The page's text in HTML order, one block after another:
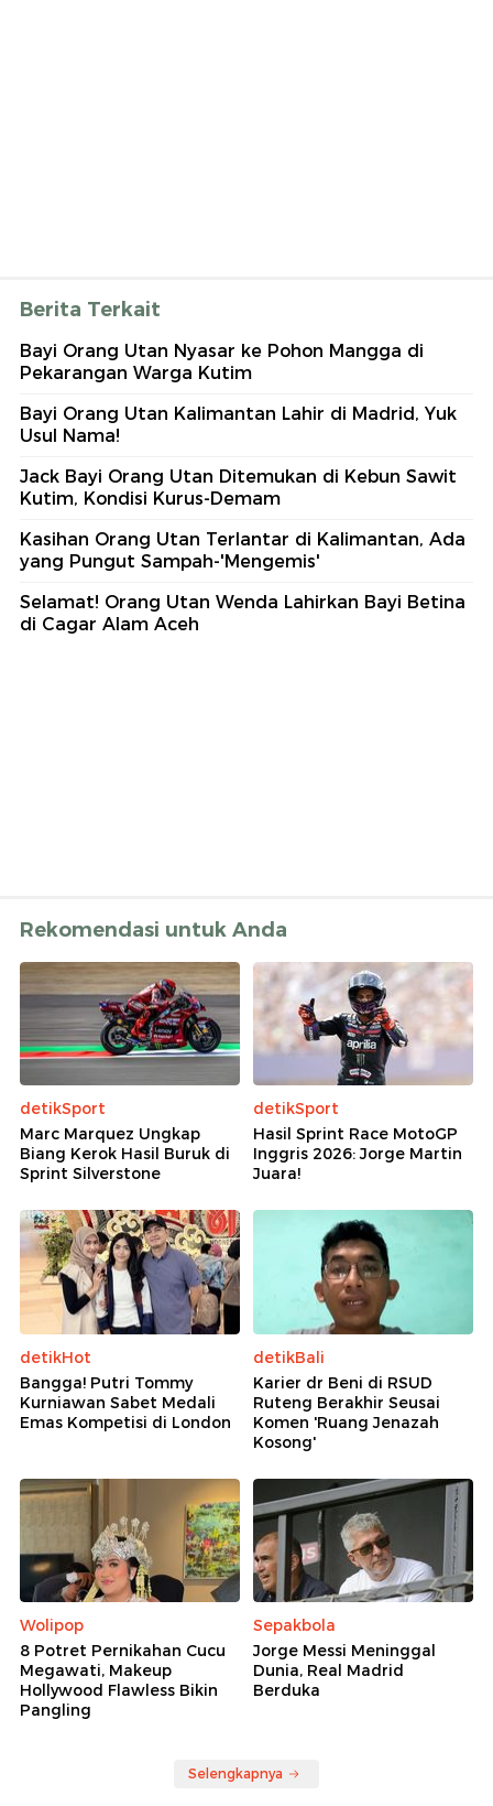
Berita Terkait
Bayi Orang Utan Nyasar ke Pohon Mangga di
Pekarangan Warga Kutim
Bayi Orang Utan Kalimantan Lahir di Madrid, Yuk
Usul Nama!
Jack Bayi Orang Utan Ditemukan di Kebun Sawit
Kutim, Kondisi Kurus-Demam
Kasihan Orang Utan Terlantar di Kalimantan, Ada
yang Pungut Sampah-'Mengemis'
Selamat! Orang Utan Wenda Lahirkan Bayi Betina
di Cagar Alam Aceh
Rekomendasi untuk Anda
detikSport
Marc Marquez Ungkap
Biang Kerok Hasil Buruk di
Sprint Silverstone
detikSport
Hasil Sprint Race MotoGP
Inggris 2026: Jorge Martin
Juara!
detikHot
Bangga! Putri Tommy
Kurniawan Sabet Medali
Emas Kompetisi di London
detikBali
Karier dr Beni di RSUD
Ruteng Berakhir Seusai
Komen 'Ruang Jenazah
Kosong'
Wolipop
8 Potret Pernikahan Cucu
Megawati, Makeup
Hollywood Flawless Bikin
Pangling
Sepakbola
Jorge Messi Meninggal
Dunia, Real Madrid
Berduka
Selengkapnya